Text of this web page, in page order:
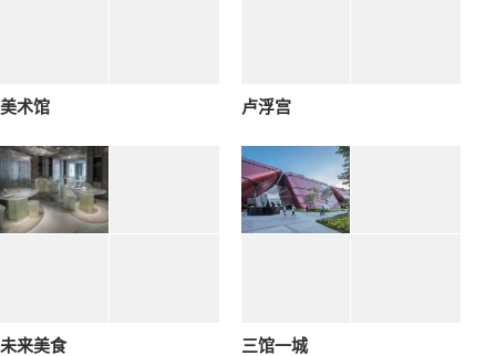
美术馆 卢浮宫
未来美食 三馆一城